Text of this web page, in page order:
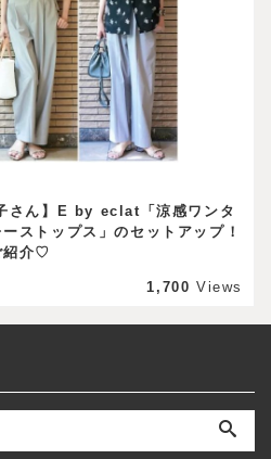
さん】E by eclat「涼感ワンタ
ストップス」のセットアップ！
紹介♡
1,700 Views